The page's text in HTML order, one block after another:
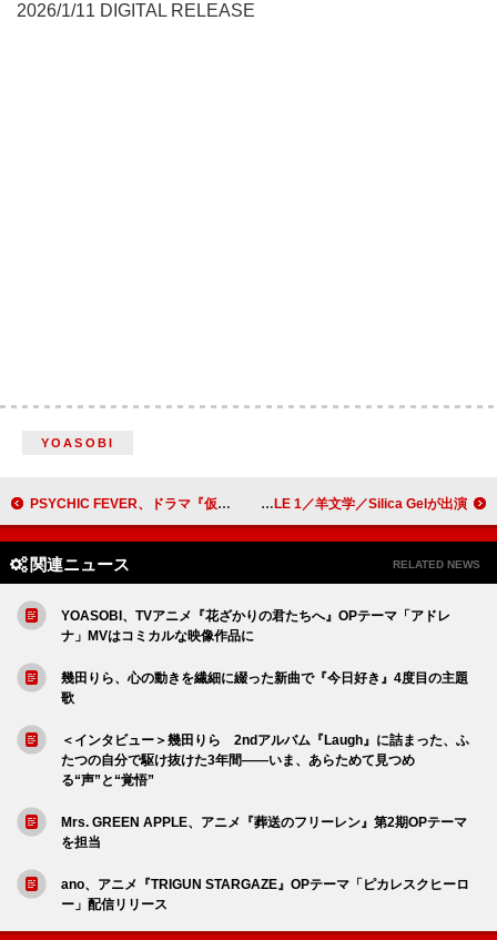
2026/1/11 DIGITAL RELEASE
YOASOBI
PSYCHIC FEVER、ドラマ『仮面の忍者 赤影』2ndシーズンのOPテーマ担当 Tempalayによる対バンイベント、くるり／Bialystocks／PEOPLE 1／羊文学／Silica Gelが出演
関連ニュース RELATED NEWS
YOASOBI、TVアニメ『花ざかりの君たちへ』OPテーマ「アドレ
ナ」MVはコミカルな映像作品に
幾田りら、心の動きを繊細に綴った新曲で『今日好き』4度目の主題
歌
＜インタビュー＞幾田りら 2ndアルバム『Laugh』に詰まった、ふ
たつの自分で駆け抜けた3年間――いま、あらためて見つめ
る“声”と“覚悟”
Mrs. GREEN APPLE、アニメ『葬送のフリーレン』第2期OPテーマ
を担当
ano、アニメ『TRIGUN STARGAZE』OPテーマ「ピカレスクヒーロ
ー」配信リリース